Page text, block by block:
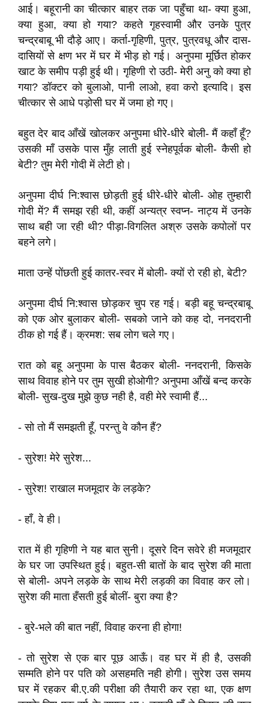
आई। बहूरानी का चीत्कार बाहर तक जा पहुँचा था- क्या हुआ,
क्या हुआ, क्या हो गया? कहते गृहस्वामी और उनके पुत्र
चन्द्रबाबू भी दौड़े आए। कर्ता-गृहिणी, पुत्र, पुत्रवधू और दास-
दासियों से क्षण भर में घर में भीड़ हो गई। अनुपमा मूर्छित होकर
खाट के समीप पड़ी हुई थी। गृहिणी रो उठी- मेरी अनु को क्या हो
गया? डॉक्टर को बुलाओ, पानी लाओ, हवा करो इत्यादि। इस
चीत्कार से आधे पड़ोसी घर में जमा हो गए।
बहुत देर बाद आँखें खोलकर अनुपमा धीरे-धीरे बोली- मैं कहाँ हूँ?
उसकी माँ उसके पास मुँह लाती हुई स्नेहपूर्वक बोली- कैसी हो
बेटी? तुम मेरी गोदी में लेटी हो।
अनुपमा दीर्घ नि:श्वास छोड़ती हुई धीरे-धीरे बोली- ओह तुम्हारी
गोदी में? मैं समझ रही थी, कहीं अन्यत्र स्वप्न- नाट्य में उनके
साथ बही जा रही थी? पीड़ा-विगलित अश्रु उसके कपोलों पर
बहने लगे।
माता उन्हें पोंछती हुई कातर-स्वर में बोली- क्यों रो रही हो, बेटी?
अनुपमा दीर्घ नि:श्वास छोड़कर चुप रह गई। बड़ी बहू चन्द्रबाबू
को एक ओर बुलाकर बोली- सबको जाने को कह दो, ननदरानी
ठीक हो गई हैं। क्रमश: सब लोग चले गए।
रात को बहू अनुपमा के पास बैठकर बोली- ननदरानी, किसके
साथ विवाह होने पर तुम सुखी होओगी? अनुपमा आँखें बन्द करके
बोली- सुख-दुख मुझे कुछ नही है, वही मेरे स्वामी हैं...
- सो तो मैं समझती हूँ, परन्तु वे कौन हैं?
- सुरेश! मेरे सुरेश...
- सुरेश! राखाल मजमूदार के लड़के?
- हाँ, वे ही।
रात में ही गृहिणी ने यह बात सुनी। दूसरे दिन सवेरे ही मजमूदार
के घर जा उपस्थित हुई। बहुत-सी बातों के बाद सुरेश की माता
से बोली- अपने लड़के के साथ मेरी लड़की का विवाह कर लो।
सुरेश की माता हँसती हुई बोलीं- बुरा क्या है?
- बुरे-भले की बात नहीं, विवाह करना ही होगा!
- तो सुरेश से एक बार पूछ आऊँ। वह घर में ही है, उसकी
सम्मति होने पर पति को असहमति नही होगी। सुरेश उस समय
घर में रहकर बी.ए.की परीक्षा की तैयारी कर रहा था, एक क्षण